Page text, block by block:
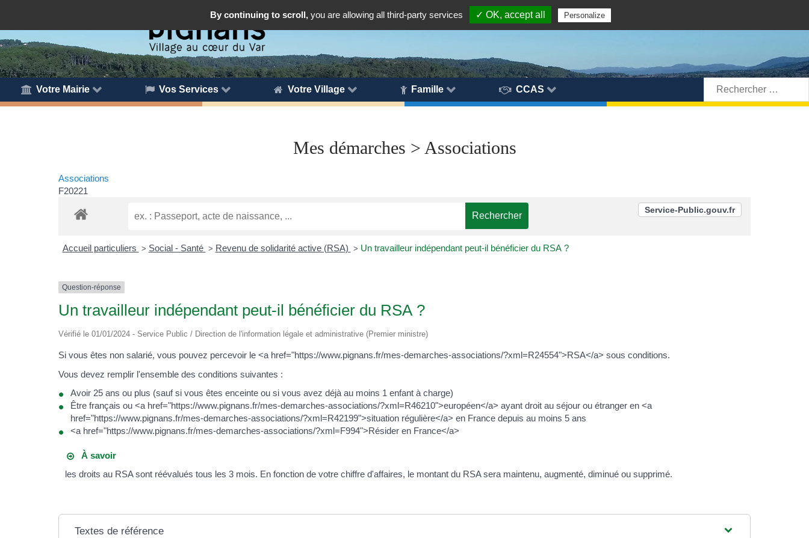
Votre Mairie Vos Services Votre Village Famille CCAS
Rechercher:
Mes démarches > Associations
Associations
F20221
Service-Public.gouv.fr
Accueil particuliers > Social - Santé > Revenu de solidarité active (RSA) > Un travailleur indépendant peut-il bénéficier du RSA ?
Question-réponse
Un travailleur indépendant peut-il bénéficier du RSA ?
Vérifié le 01/01/2024 - Service Public / Direction de l'information légale et administrative (Premier ministre)
Si vous êtes non salarié, vous pouvez percevoir le <a href="https://www.pignans.fr/mes-demarches-associations/?xml=R24554">RSA</a> sous conditions.
Vous devez remplir l'ensemble des conditions suivantes :
Avoir 25 ans ou plus (sauf si vous êtes enceinte ou si vous avez déjà au moins 1 enfant à charge)
Être français ou <a href="https://www.pignans.fr/mes-demarches-associations/?xml=R46210">européen</a> ayant droit au séjour ou étranger en <a
href="https://www.pignans.fr/mes-demarches-associations/?xml=R42199">situation régulière</a> en France depuis au moins 5 ans
<a href="https://www.pignans.fr/mes-demarches-associations/?xml=F994">Résider en France</a>
À savoir
les droits au RSA sont réévalués tous les 3 mois. En fonction de votre chiffre d'affaires, le montant du RSA sera maintenu, augmenté, diminué ou supprimé.
Textes de référence
By continuing to scroll, you are allowing all third-party services ✓ OK, accept all Personalize